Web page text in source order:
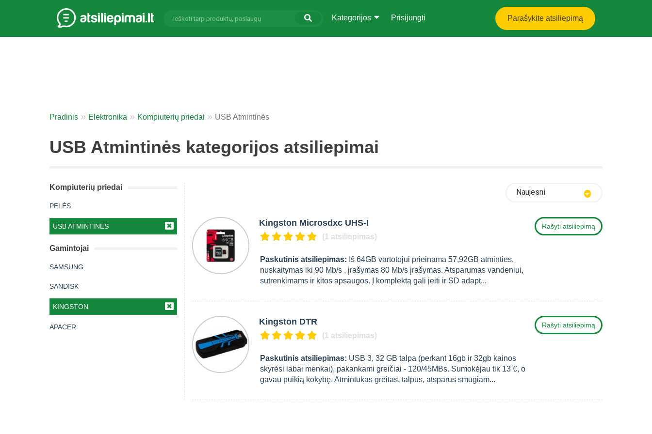
Parašykite atsiliepimą
Kategorijos Prisijungti
Pradinis Elektronika Kompiuterių priedai USB Atmintinės
USB Atmintinės kategorijos atsiliepimai
Kompiuterių priedai
PELĖS
USB ATMINTINĖS
Gamintojai
SAMSUNG
SANDISK
KINGSTON
APACER
Naujesni
Kingston Microsdxc UHS-I
(1 atsiliepimas)
Paskutinis atsiliepimas: Iš 64GB vartotojui prieinama 57,92GB atminties,
nuskaitymas iki 90 Mb/s , įrašymas 80 Mb/s įrašymas. Atsparumas vandeniui,
sutrenkimams ir kitos apsaugos. Į komplektą gali įeiti ir SD adapt...
Rašyti atsiliepimą
Kingston DTR
(1 atsiliepimas)
Paskutinis atsiliepimas: USB 3, 32 GB talpa (perkant 16gb ir 32gb kainos
skyrėsi labai menkai), pakankami greičiai - 120/45MBs. Sumokėjau tik 13 €, o
gavau puikią kokybę. Atmintukas greitas, talpus, atsparus smūgiam...
Rašyti atsiliepimą